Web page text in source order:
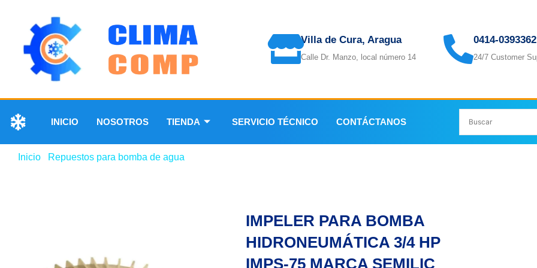
Villa de Cura, Aragua
Calle Dr. Manzo, local número 14
0414-0393362
24/7 Customer
INICIO NOSOTROS TIENDA SERVICIO TÉCNICO CONTÁCTANOS
Inicio Repuestos para bomba de agua
IMPELER PARA BOMBA
HIDRONEUMÁTICA 3/4 HP
IMPS-75 MARCA SEMILIC